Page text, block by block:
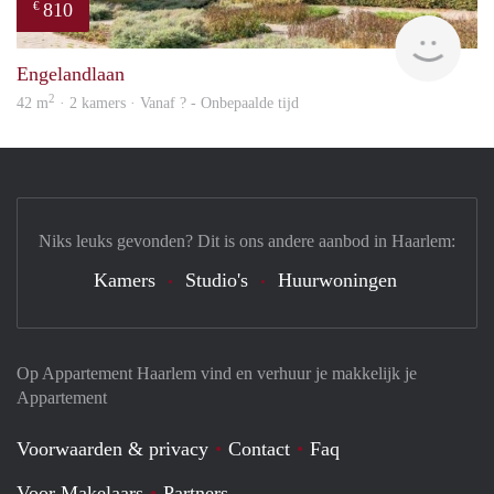
€ 810
Engelandlaan
42 m2 · 2 kamers · Vanaf ? - Onbepaalde tijd
Op Appartement Haarlem vind en verhuur je makkelijk je
Appartement
Voorwaarden & privacy Contact
Faq
Niks leuks gevonden? Dit is ons andere aanbod in Haarlem:
Kamers Studio's Huurwoningen